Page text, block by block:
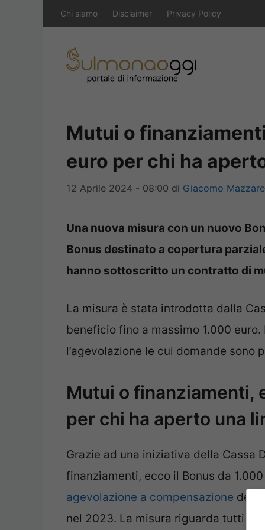
Chi siamo Disclaimer Privacy Policy
Mutui o
euro per chi ha
12 Aprile 2024 - 08:00 di Giacomo
Una nuova misura con un nuovo
Bonus destinato a copertura
hanno sottoscritto un contratto di
La misura è stata introdotta dalla
beneficio fino a massimo 1.000
l’agevolazione le cui domande sono
Mutui o finanziamenti,
per chi ha aperto una
Grazie ad una iniziativa della Cassa
finanziamenti, ecco il Bonus da
agevolazione a compensazione delle
nel 2023. La misura riguarda tutti gli